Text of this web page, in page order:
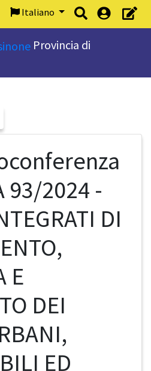
Italiano
Provincia di
93/2024 -
DI
E
DEI
ED